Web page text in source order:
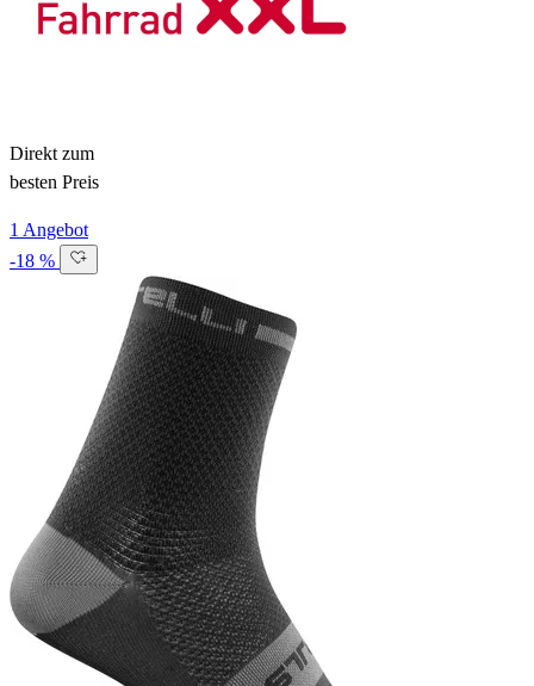
Direkt zum
besten Preis
1 Angebot
-18 %